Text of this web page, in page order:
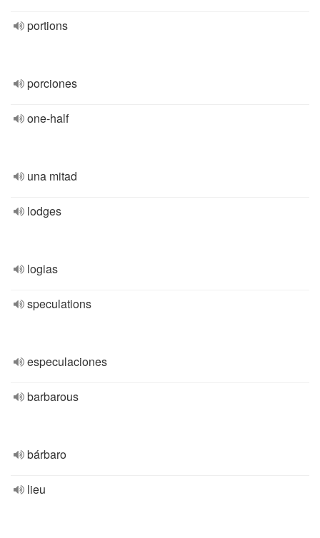
portions
porciones
one-half
una mitad
lodges
logias
speculations
especulaciones
barbarous
bárbaro
lieu